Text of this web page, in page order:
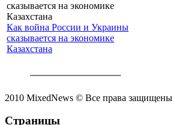
Как война России и Украины
сказывается на экономике
Казахстана
2010 MixedNews © Все права защищены
Страницы